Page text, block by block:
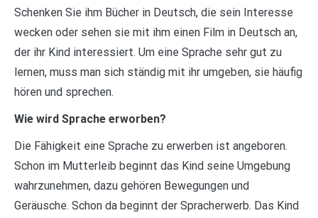
Schenken Sie ihm Bücher in Deutsch, die sein Interesse
wecken oder sehen sie mit ihm einen Film in Deutsch an,
der ihr Kind interessiert. Um eine Sprache sehr gut zu
lernen, muss man sich ständig mit ihr umgeben, sie häufig
hören und sprechen.
Wie wird Sprache erworben?
Die Fähigkeit eine Sprache zu erwerben ist angeboren.
Schon im Mutterleib beginnt das Kind seine Umgebung
wahrzunehmen, dazu gehören Bewegungen und
Geräusche. Schon da beginnt der Spracherwerb. Das Kind